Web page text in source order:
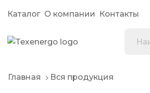
Каталог О компании Контакты
Главная Вся продукция